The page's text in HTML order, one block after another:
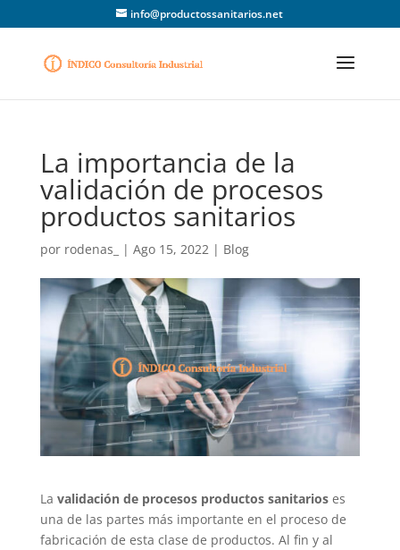
info@productossanitarios.net
La importancia de la
validación de procesos
productos sanitarios
por rodenas_ | Ago 15, 2022| Blog
La validación de procesos productos sanitarioses
una de las partes más importante en el proceso de
fabricación de esta clase de productos. Al fin y al